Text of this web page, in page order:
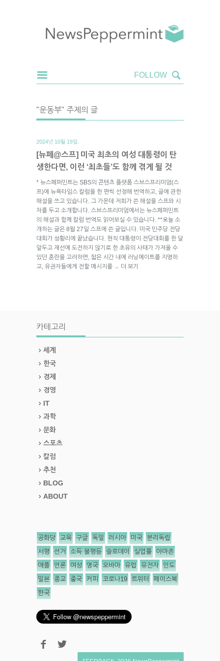
"운동부" 주제의 글
2024년 10월 19일.
[뉴페@스프] 미국 최초의 여성 대통령이 탄
생한다면, 이런 ‘최초들’도 함께 겪게 될 것
* 뉴스페퍼민트는 SBS의 콘텐츠 플랫폼 스브스프리미엄(스
프)에 뉴욕타임스 칼럼을 한 편씩 선정해 번역하고, 글에 관한
해설을 쓰고 있습니다. 그 가운데 저희가 쓴 해설을 스프와 시
차를 두고 소개합니다. 스브스프리미엄에서는 뉴스페퍼민트
의 해설과 함께 칼럼 번역도 읽어보실 수 있습니다. **오늘 소
개하는 글은 8월 27일 스프에 쓴 글입니다. 미국 민주당 전당
대회가 성황리에 끝났습니다. 현직 대통령이 전당대회를 한 달
앞두고 재선에 도전하지 않기로 한 초유의 사태가 가져올 수
있던 혼란을 고려하면, 짧은 시간 내에 러닝메이트를 지명하
고, 유권자들에게 전할 메시지를 → 더 보기
카테고리
세계
한국
경제
경영
IT
과학
문화
스포츠
칼럼
추천
BLOG
ABOUT
공화당 교육 구글 독일 러시아 미국 분리독립
서평 선거 소득 불평등 슬로데이 실업률 아마존
애플 언론 여성 영국 오바마 유럽 유전자 인도
일본 종교 중국 커피 코로나19 트위터 페이스북
한국